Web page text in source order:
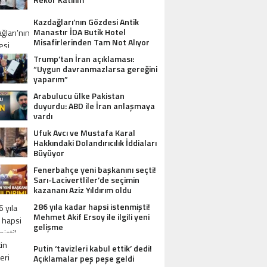
GÖZDESI ANTIK
MISAFIRLERINDEN TAM NOT
Kazdağları’nın Gözdesi Antik
Manastır İDA Butik Hotel
Misafirlerinden Tam Not Alıyor
Trump’tan İran açıklaması:
“Uygun davranmazlarsa gereğini
yaparım”
Arabulucu ülke Pakistan
duyurdu: ABD ile İran anlaşmaya
vardı
Ufuk Avcı ve Mustafa Karal
Hakkındaki Dolandırıcılık İddiaları
Büyüyor
Fenerbahçe yeni başkanını seçti!
Sarı-Lacivertliler’de seçimin
kazananı Aziz Yıldırım oldu
286 yıla kadar hapsi istenmişti!
Mehmet Akif Ersoy ile ilgili yeni
gelişme
Putin ‘tavizleri kabul ettik’ dedi!
Açıklamalar peş peşe geldi